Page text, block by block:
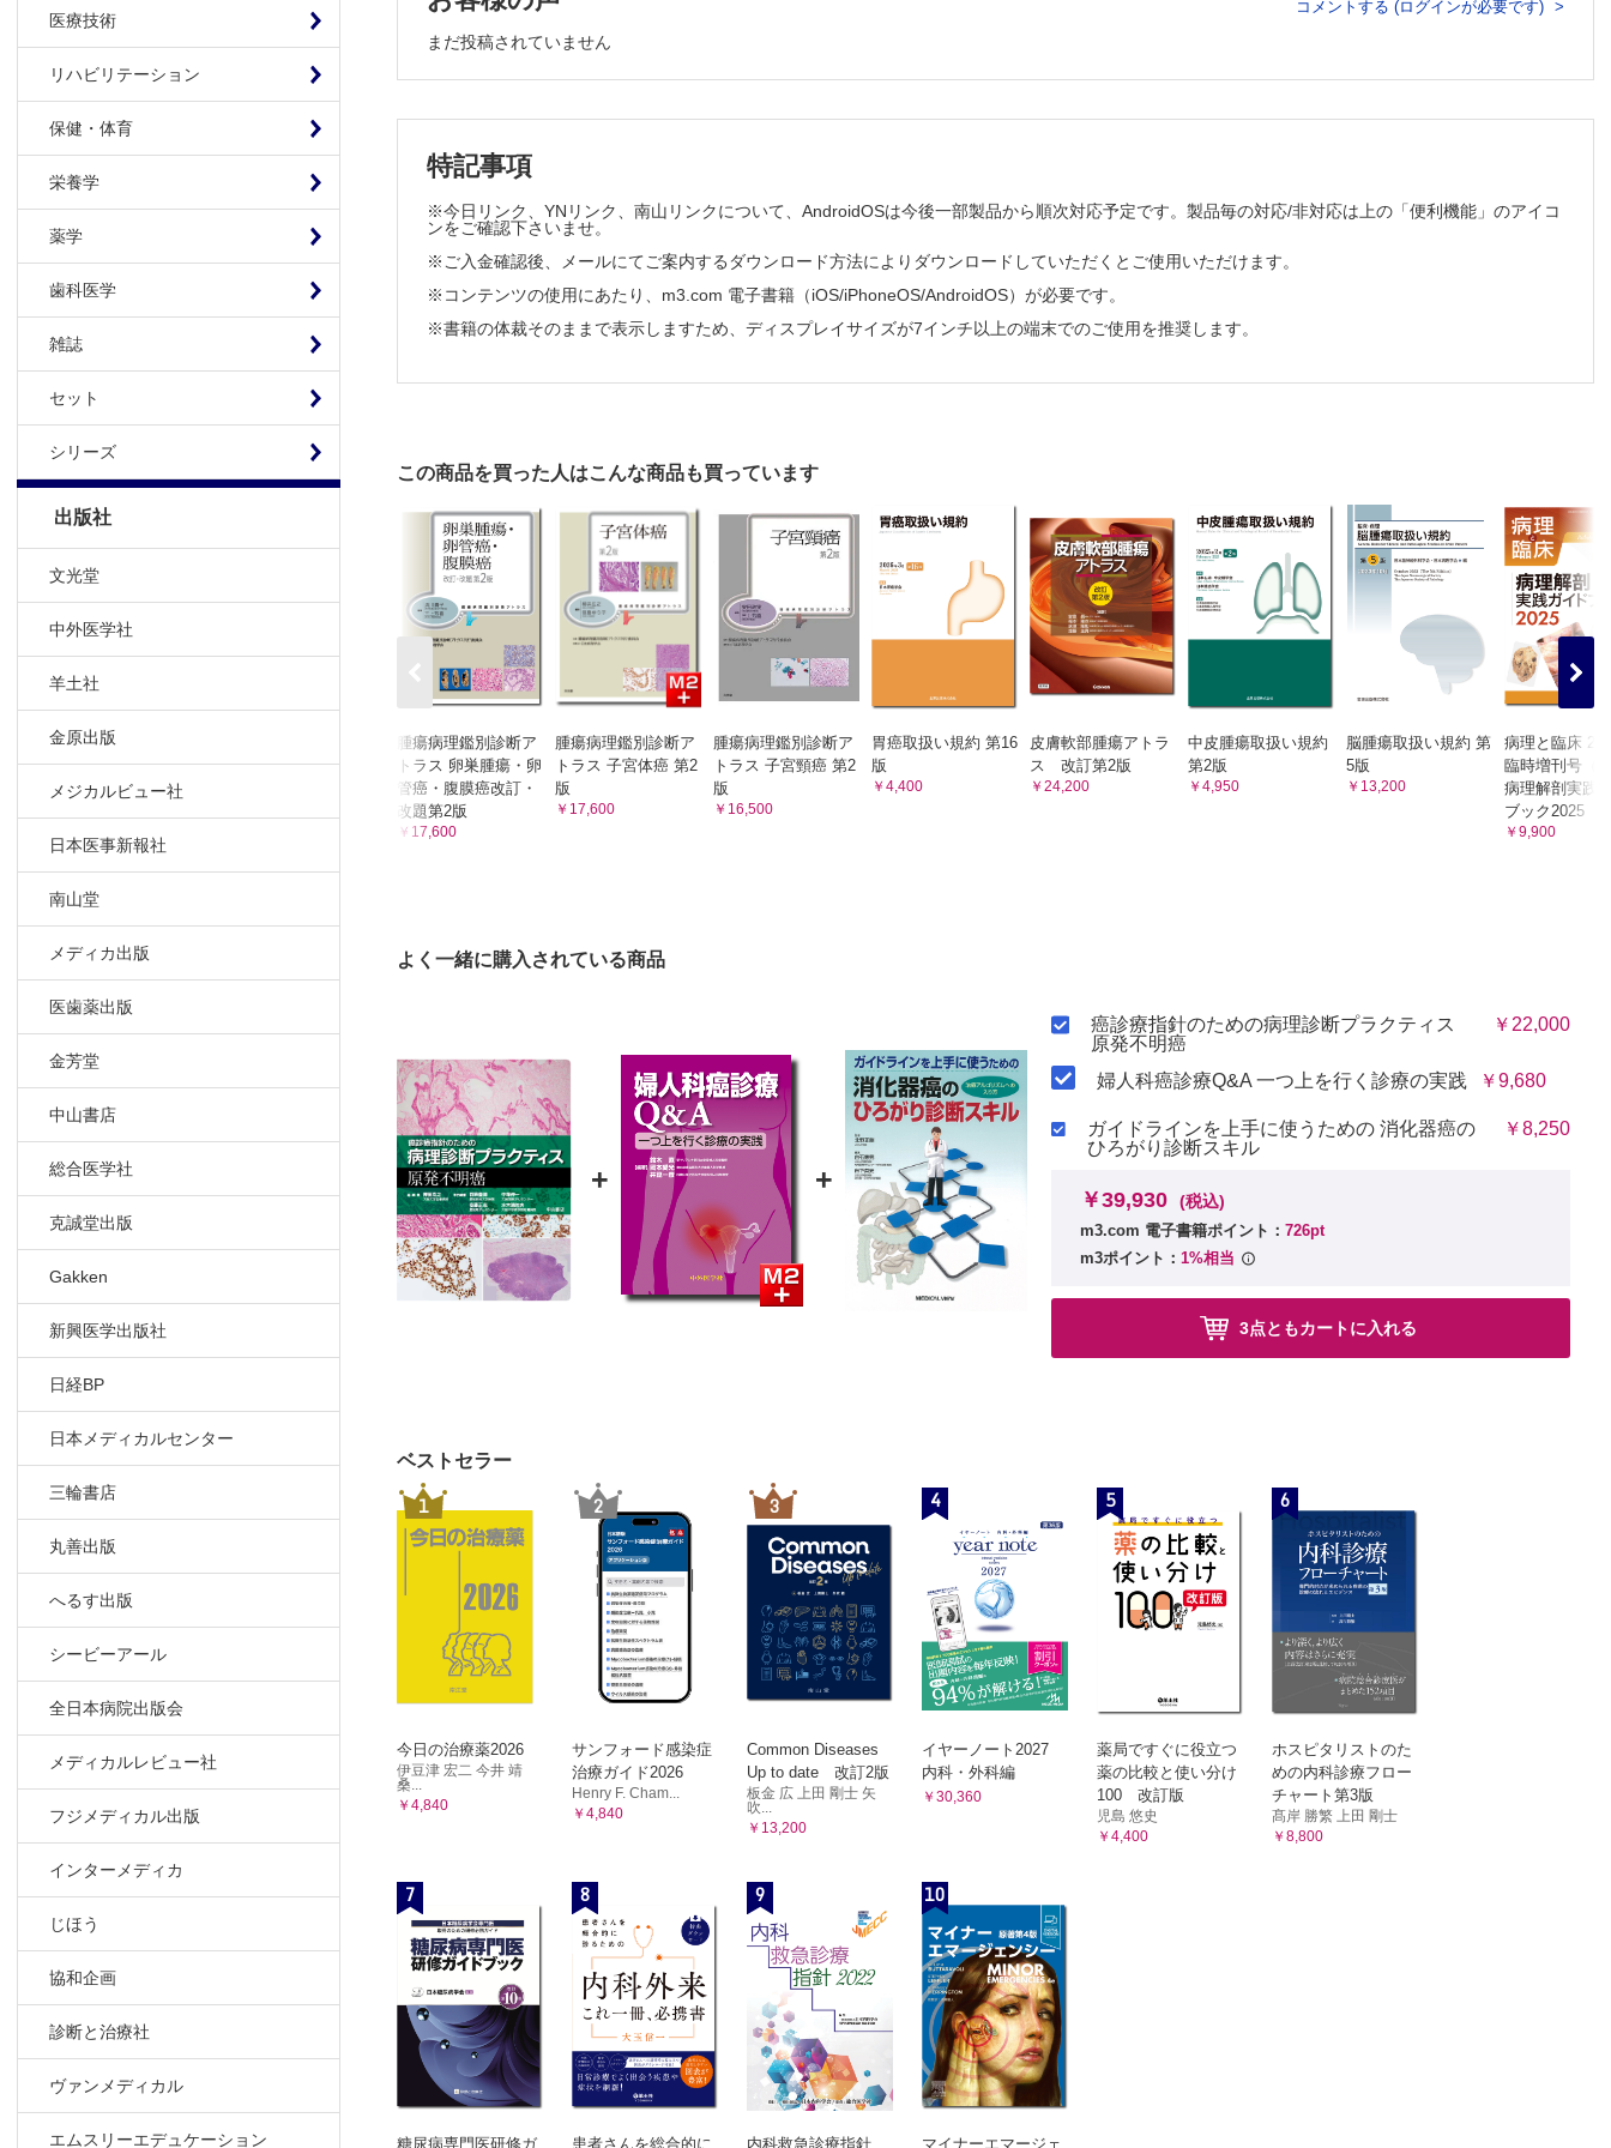
医療技術
リハビリテーション
保健・体育
栄養学
薬学
歯科医学
雑誌
セット
シリーズ
出版社
文光堂
中外医学社
羊土社
金原出版
メジカルビュー社
日本医事新報社
南山堂
メディカ出版
医歯薬出版
金芳堂
中山書店
総合医学社
克誠堂出版
Gakken
新興医学出版社
日経BP
日本メディカルセンター
三輪書店
丸善出版
へるす出版
シービーアール
全日本病院出版会
メディカルレビュー社
フジメディカル出版
インターメディカ
じほう
協和企画
診断と治療社
ヴァンメディカル
エムスリーエデュケーション
頭頸部
縦隔
5章 治療法の選択
原発不明癌の治療
6章 症例提示
症例1 頸部リンパ節転移で発見された卵管癌
症例2 若年者に発生した由来不明の縦隔腫瘍
症例3 肺腫瘤
症例5 大腸癌プロファイルの原発不明癌肝転移に治療が奏効した症例
7章 免疫組織化学抗体一覧表
参考文献
索引
コメントする (ログインが必要です)
まだ投稿されていません
特記事項
※今日リンク、YNリンク、南山リンクについて、AndroidOSは今後一部製品から順次対応予定です。製品毎の対応/非対応は上の「便利機能」のアイコ
ンをご確認下さいませ。
※ご入金確認後、メールにてご案内するダウンロード方法によりダウンロードしていただくとご使用いただけます。
※コンテンツの使用にあたり、m3.com 電子書籍（iOS/iPhoneOS/AndroidOS）が必要です。
※書籍の体裁そのままで表示しますため、ディスプレイサイズが7インチ以上の端末でのご使用を推奨します。
この商品を買った人はこんな商品も買っています
腫瘍病理鑑別診断ア
トラス 卵巣腫瘍・卵
管癌・腹膜癌改訂・
改題第2版
￥17,600
腫瘍病理鑑別診断ア
トラス 子宮体癌 第2
版
￥17,600
腫瘍病理鑑別診断ア
トラス 子宮頸癌 第2
版
￥16,500
胃癌取扱い規約 第16
版
￥4,400
皮膚軟部腫瘍アトラ
ス 改訂第2版
￥24,200
中皮腫瘍取扱い規約
第2版
￥4,950
脳腫瘍取扱い規約 第
5版
￥13,200
病理と臨床
臨時増刊号（
病理解剖実践
ブック2025
￥9,900
よく一緒に購入されている商品
+ +
癌診療指針のための病理診断プラクティス
原発不明癌
￥22,000
婦人科癌診療Q&A 一つ上を行く診療の実践 ￥9,680
ガイドラインを上手に使うための 消化器癌の
ひろがり診断スキル
￥8,250
￥39,930 (税込)
m3.com 電子書籍ポイント： 726pt
m3ポイント： 1%相当
3点ともカートに入れる
ベストセラー
1
今日の治療薬2026
伊豆津 宏二 今井 靖
桑...
￥4,840
2
サンフォード感染症
治療ガイド2026
Henry F. Cham...
￥4,840
3
Common Diseases
Up to date 改訂2版
板金 広 上田 剛士 矢
吹...
￥13,200
4
イヤーノート2027
内科・外科編
￥30,360
5
薬局ですぐに役立つ
薬の比較と使い分け
100 改訂版
児島 悠史
￥4,400
6
ホスピタリストのた
めの内科診療フロー
チャート第3版
髙岸 勝繁 上田 剛士
￥8,800
7
糖尿病専門医研修ガ
8
患者さんを総合的に
9
内科救急診療指針
10
マイナーエマージェ